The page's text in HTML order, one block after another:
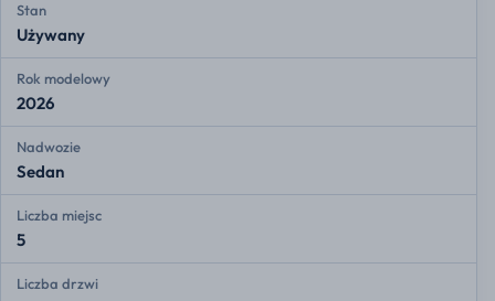
Stan
Używany
Rok modelowy
2026
Nadwozie
Sedan
Liczba miejsc
5
Liczba drzwi